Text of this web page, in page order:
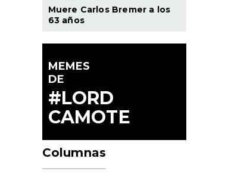
Muere Carlos Bremer a los
63 años
MEMES
DE
#LORD
CAMOTE
Columnas